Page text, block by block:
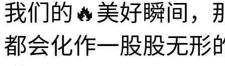
我们的🔥美好瞬间，
都会化作一股股无形